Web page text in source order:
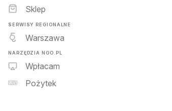
Sklep
SERWISY REGIONALNE
Warszawa
NARZĘDZIA NGO.PL
Wpłacam
Pożytek